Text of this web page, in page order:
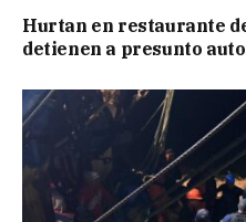
Hurtan en restaurante
detienen a presunto